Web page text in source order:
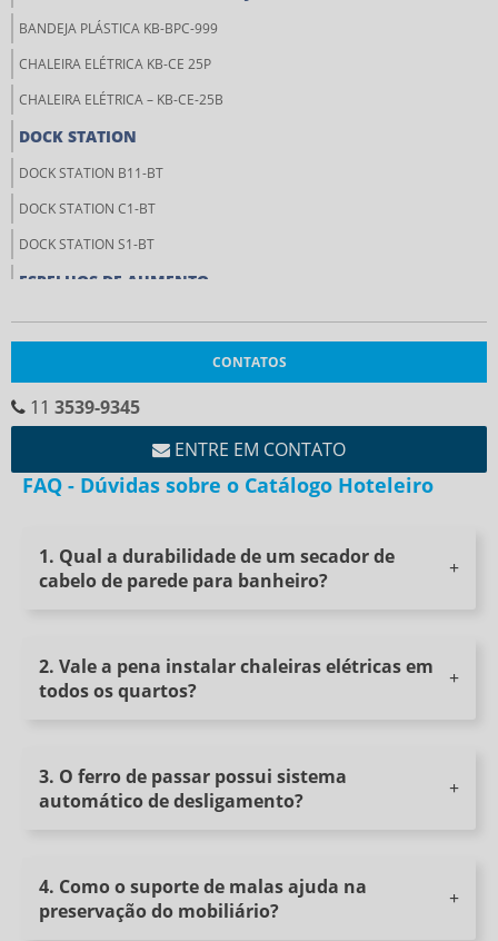
BANDEJA PLÁSTICA KB-BPC-999
CHALEIRA ELÉTRICA KB-CE 25P
CHALEIRA ELÉTRICA – KB-CE-25B
DOCK STATION
DOCK STATION B11-BT
DOCK STATION C1-BT
DOCK STATION S1-BT
ESPELHOS DE AUMENTO
ESPELHO DE AUMENTO COM LUZ DE LED KB-EDA-175
ESPELHO DE AUMENTO DE BANCADA KB-EDA-827
ESPELHO DE AUMENTO KB-EDA-314
PORTA TOALHAS
PORTA TOALHAS KB-PT-500(50CM)
PRODUTOS PARA PASSAR ROUPA
KB-FDP-506 (VAPOR)
TÁBUA DE PASSAR ROUPA KB-TDPR-343
SECADOR DE CABELO 1600W COM AR QUENTE KB-SDC-800C-16
SECADOR DE CABELO COM SUPORTE PARA PAREDE KB-SDC-600-15
CONTATOS
11 3539-9345
ENTRE EM CONTATO
FAQ - Dúvidas sobre o Catálogo Hoteleiro
1. Qual a durabilidade de um secador de
cabelo de parede para banheiro?
2. Vale a pena instalar chaleiras elétricas em
todos os quartos?
3. O ferro de passar possui sistema
automático de desligamento?
4. Como o suporte de malas ajuda na
preservação do mobiliário?